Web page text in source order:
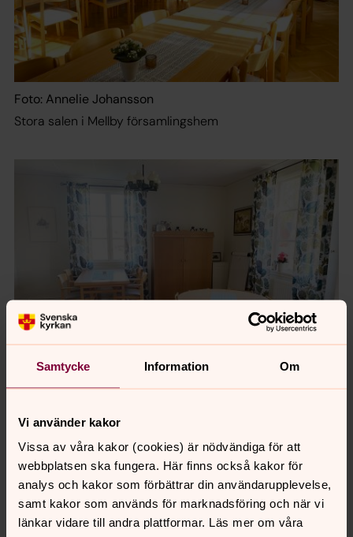
Samtycke Information Om
Vi använder kakor
Vissa av våra kakor (cookies) är nödvändiga för att
webbplatsen ska fungera. Här finns också kakor för
analys och kakor som förbättrar din användarupplevelse,
samt kakor som används för marknadsföring och när vi
länkar vidare till andra plattformar. Läs mer om våra
Foto: Annelie Johansson
Stora salen i Mellby församlingshem
Foto: Annelie Johansson
Lilla salen i Mellby församlingshem
Kontakta expeditionen för uthyrning